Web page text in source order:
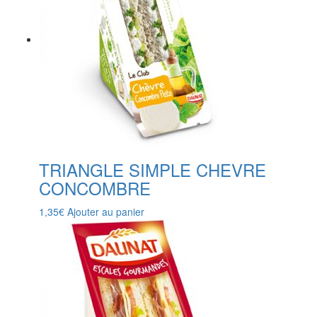
TRIANGLE SIMPLE CHEVRE
CONCOMBRE
1,35€ Ajouter au panier